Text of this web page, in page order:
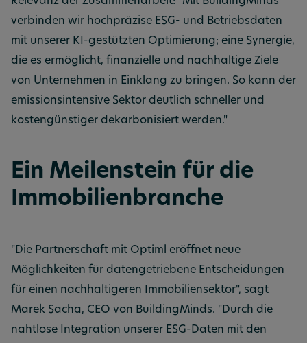
verbinden wir hochpräzise ESG- und Betriebsdaten
mit unserer KI-gestützten Optimierung; eine Synergie,
die es ermöglicht, finanzielle und nachhaltige Ziele
von Unternehmen in Einklang zu bringen. So kann der
emissionsintensive Sektor deutlich schneller und
kostengünstiger dekarbonisiert werden."
Ein Meilenstein für die
Immobilienbranche
"Die Partnerschaft mit Optiml eröffnet neue
Möglichkeiten für datengetriebene Entscheidungen
für einen nachhaltigeren Immobiliensektor", sagt
Marek Sacha, CEO von BuildingMinds. "Durch die
nahtlose Integration unserer ESG-Daten mit den